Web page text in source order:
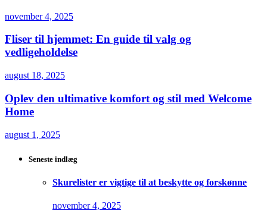
november 4, 2025
Fliser til hjemmet: En guide til valg og
vedligeholdelse
august 18, 2025
Oplev den ultimative komfort og stil med Welcome
Home
august 1, 2025
Seneste indlæg
Skurelister er vigtige til at beskytte og forskønne
november 4, 2025